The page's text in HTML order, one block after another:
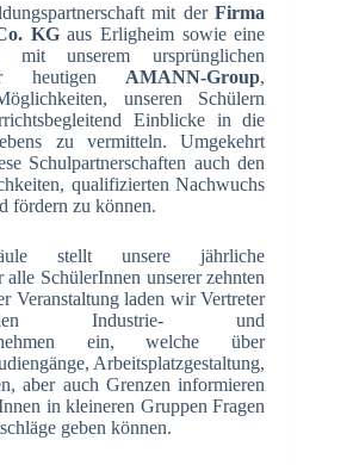
mit derFirma
KGaus Erligheim sowie eine
mit unserem ursprünglichen
heutigen AMANN-Group,
unseren Schülern
Einblicke in die
zu vermitteln. Umgekehrt
Schulpartnerschaften auch den
qualifizierten Nachwuchs
fördern zu können.
stellt unsere jährliche
SchülerInnen unserer zehnten
Veranstaltung laden wir Vertreter
Industrie- und
ein, welche über
Arbeitsplatzgestaltung,
aber auch Grenzen informieren
in kleineren Gruppen Fragen
geben können.